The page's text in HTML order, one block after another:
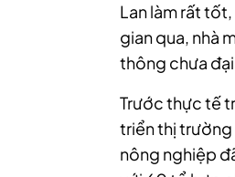
Lan làm rất
gian qua, nhà
thông chưa
Trước thực tế
triển thị trường
nông nghiệp